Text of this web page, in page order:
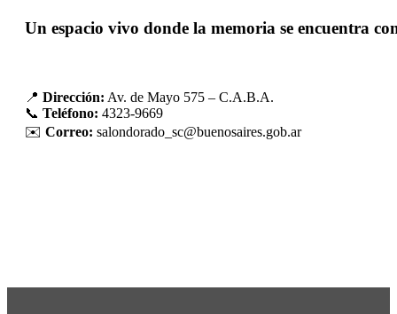
Un espacio vivo donde la memoria se encuentra
📍 Dirección: Av. de Mayo 575 – C.A.B.A.
📞 Teléfono: 4323-9669
✉️ Correo: salondorado_sc@buenosaires.gob.ar